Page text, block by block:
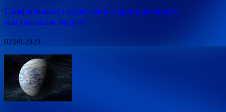
Спиральная галактика с грандиозным
магнитным полем
02.08.2020